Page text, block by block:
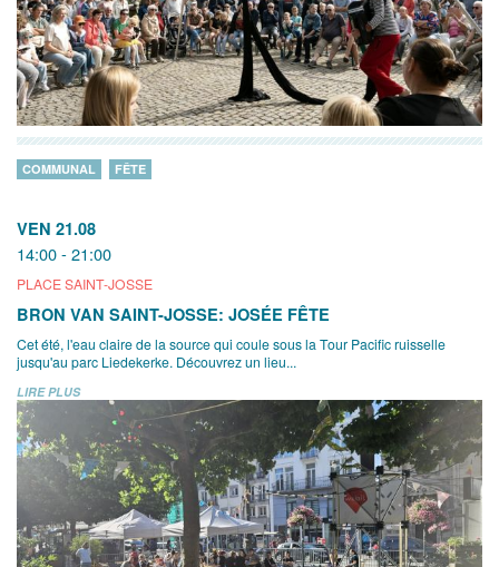
VEN 21.08
14:00 - 21:00
PLACE SAINT-JOSSE
COMMUNAL FÊTE
BRON VAN SAINT-JOSSE: JOSÉE FÊTE
Cet été, l'eau claire de la source qui coule sous la Tour Pacific ruisselle
jusqu'au parc Liedekerke. Découvrez un lieu...
LIRE PLUS